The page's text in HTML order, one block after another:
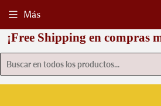
¡Free Shipping en compras
Más